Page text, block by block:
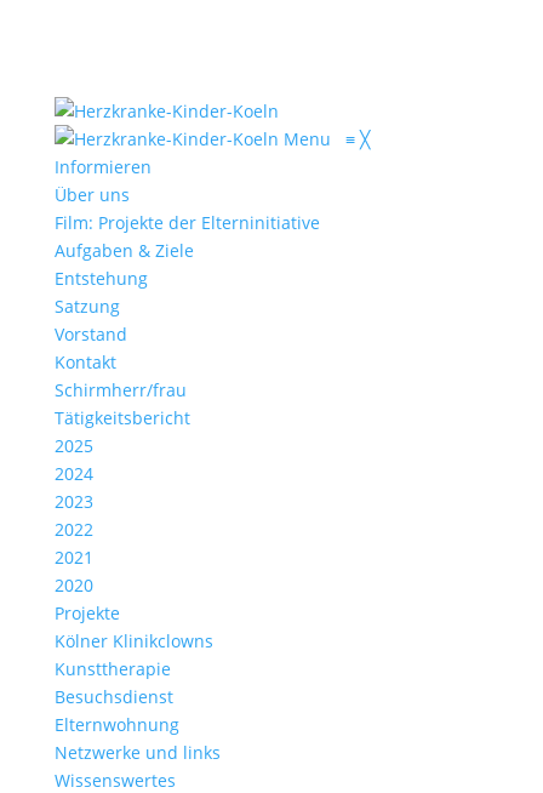
Menu ≡ ╳
Informieren
Über uns
Film: Projekte der Elterninitiative
Aufgaben & Ziele
Entstehung
Satzung
Vorstand
Kontakt
Schirmherr/frau
Tätigkeitsbericht
2025
2024
2023
2022
2021
2020
Projekte
Kölner Klinikclowns
Kunsttherapie
Besuchsdienst
Elternwohnung
Netzwerke und links
Wissenswertes